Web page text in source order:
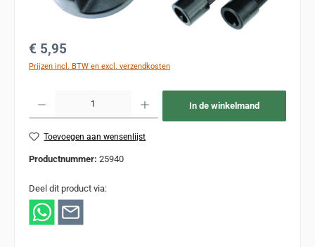
Normale prijs:
€ 5,95
Prijzen incl. BTW en excl. verzendkosten
In de winkelmand
Toevoegen aan wensenlijst
Productnummer: 25940
Deel dit product via: